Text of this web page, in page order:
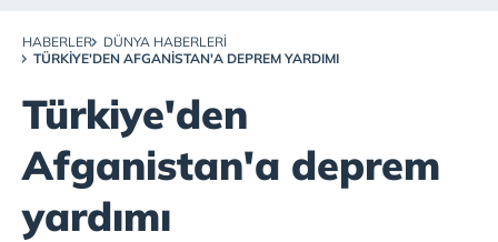
HABERLER
DÜNYA HABERLERI
TÜRKIYE'DEN AFGANISTAN'A DEPREM YARDIMI
Türkiye'den
Afganistan'a deprem
yardımı